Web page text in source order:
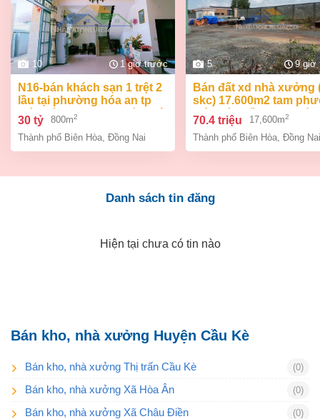
10 1 giờ trước
n16-bán khách sạn 1 trệt 2
lầu tại phường hóa an tp
biên hòa dt 800m2 giá 30 tỷ
30 tỷ 800m2
Thành phố Biên Hòa Đồng Nai
5 9 giờ
bán đất xd nhà xưởng (
skc) 17.600m2 tam
biên hòa đồng nai giá
tỷ
70.4 triệu 17,600m2
Thành phố Biên Hòa Đồng Nai
Danh sách tin đăng
Hiện tại chưa có tin nào
Bán kho, nhà xưởng Huyện Cầu Kè
Bán kho, nhà xưởng Thị trấn Cầu Kè (0)
Bán kho, nhà xưởng Xã Hòa Ân (0)
Bán kho, nhà xưởng Xã Châu Điền (0)